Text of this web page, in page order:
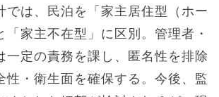
では、民泊を「家主居住型（ホー
「家主不在型」に区別。管理者・
一定の責務を課し、匿名性を排除
性・衛生面を確保する。今後、監